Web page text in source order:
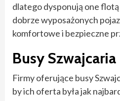
dlatego dysponują one
dobrze wyposażonych
komfortowe i bezpieczne
Busy
Firmy oferujące busy
by ich oferta była jak